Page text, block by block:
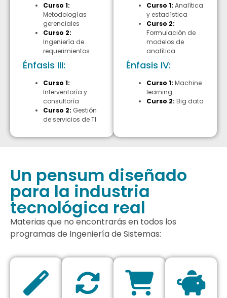
Curso 1:
Metodologías
gerenciales
Curso 2:
Ingeniería de
requerimientos
Énfasis III:
Curso 1:
Interventoría y
consultoría
Curso 2: Gestión
de servicios de TI
Curso 1: Analítica
y estadística
Curso 2:
Formulación de
modelos de
analítica
Énfasis IV:
Curso 1: Machine
learning
Curso 2: Big data
Un pensum diseñado
para la industria
tecnológica real
Materias que no encontrarás en todos los
programas de Ingeniería de Sistemas: